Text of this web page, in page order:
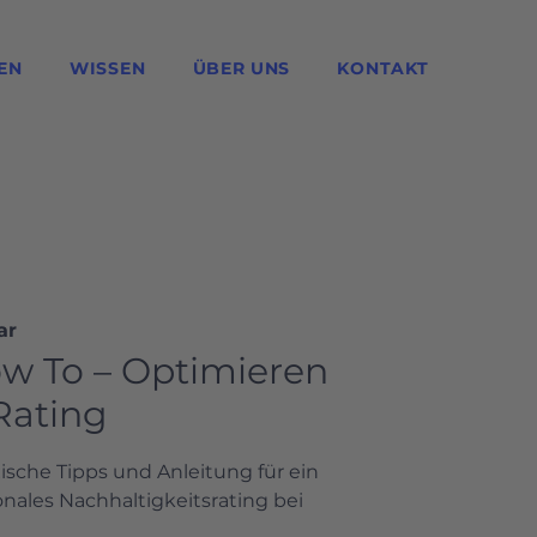
WISSEN ÜBER UNS KONTAKT
To – Optimieren
Tipps und Anleitung für ein
Nachhaltigkeitsrating bei